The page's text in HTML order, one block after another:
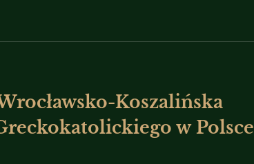
Koszalińska
w Polsce